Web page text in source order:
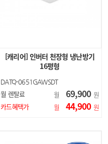
[캐리어] 인버터 천장형 냉난방기
16평형
DATQ-0651GAWSDT
월 렌탈료 월 69,900 원
카드혜택가
월 44,900 원